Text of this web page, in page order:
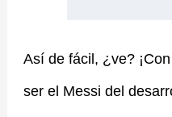
Así de fácil, ¿ve?
ser el Messi del